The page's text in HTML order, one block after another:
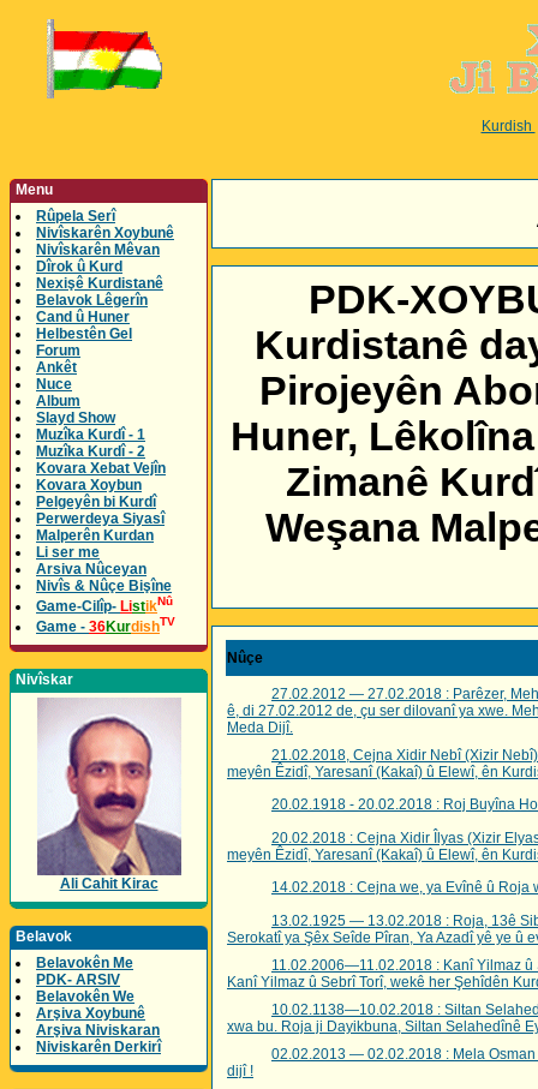
Kurdish
Menu
Rûpela Serî
Nivîskarên Xoybunê
Nivîskarên Mêvan
Dîrok û Kurd
Nexişê Kurdistanê
Belavok Lêgerîn
Cand û Huner
Helbestên Gel
Forum
Ankêt
Nuce
Album
Slayd Show
Muzîka Kurdî - 1
Muzîka Kurdî - 2
Kovara Xebat Vejîn
Kovara Xoybun
Pelgeyên bi Kurdî
Perwerdeya Siyasî
Malperên Kurdan
Li ser me
Arsiva Nûceyan
Nivîs & Nûçe Bişîne
Game-Cilîp- ListikNû
Game - 36KurdishTV
Nivîskar
Ali Cahit Kirac
Belavok
Belavokên Me
PDK- ARSIV
Belavokên We
Arşiva Xoybunê
Arşiva Niviskaran
Niviskarên Derkirî
PDK-
Kurdistanê
Pirojeyên
Huner,
Zimanê
Weşana
Nûçe
27.02.2012 — 27.02.2018 : Parêzer,
ê, di 27.02.2012 de, çu ser dilovanî ya xwe.
Meda Dijî.
21.02.2018, Cejna Xidir Nebî (Xizir
meyên Êzidî, Yaresanî (Kakaî) û Elewî, ên
20.02.1918 - 20.02.2018 : Roj Buyîna
20.02.2018 : Cejna Xidir Îlyas (Xizir
meyên Êzidî, Yaresanî (Kakaî) û Elewî, ên
14.02.2018 : Cejna we, ya Evînê û Roja
13.02.1925 — 13.02.2018 : Roja, 13ê
Serokatî ya Şêx Seîde Pîran, Ya Azadî yê ye û
11.02.2006—11.02.2018 : Kanî Yilmaz
Kanî Yilmaz û Sebrî Torî, wekê her Şehîdên
10.02.1138—10.02.2018 : Siltan
xwa bu. Roja ji Dayikbuna, Siltan Selahedînê
02.02.2013 — 02.02.2018 : Mela
dijî !